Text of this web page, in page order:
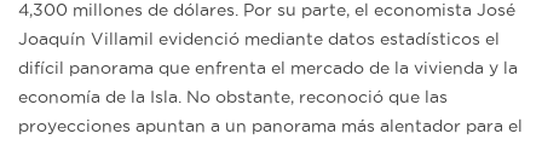
4,300 millones de dólares. Por su parte, el economista José
Joaquín Villamil evidenció mediante datos estadísticos el
difícil panorama que enfrenta el mercado de la vivienda y la
economía de la Isla. No obstante, reconoció que las
proyecciones apuntan a un panorama más alentador para el